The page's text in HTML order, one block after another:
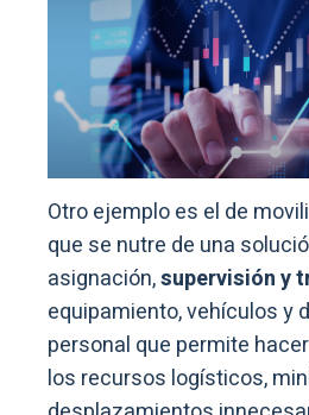
Otro ejemplo es el de
que se nutre de una
asignación,supervisión y
equipamiento, vehículos y
personal que permite
los recursos logísticos,